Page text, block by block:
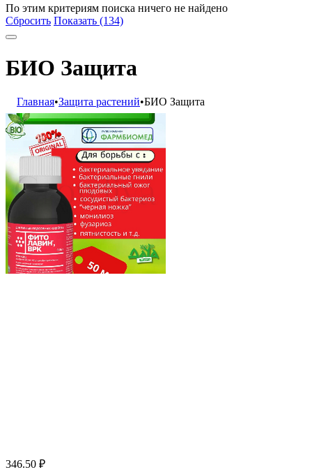
По этим критериям поиска ничего не найдено
Сбросить Показать (134)
БИО Защита
Главная•Защита растений•БИО Защита
346.50 ₽